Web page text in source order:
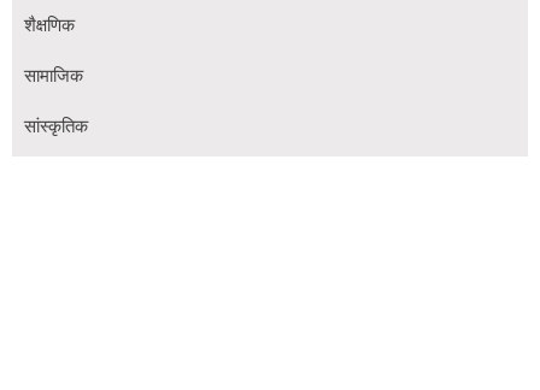
शैक्षणिक
सामाजिक
सांस्कृतिक